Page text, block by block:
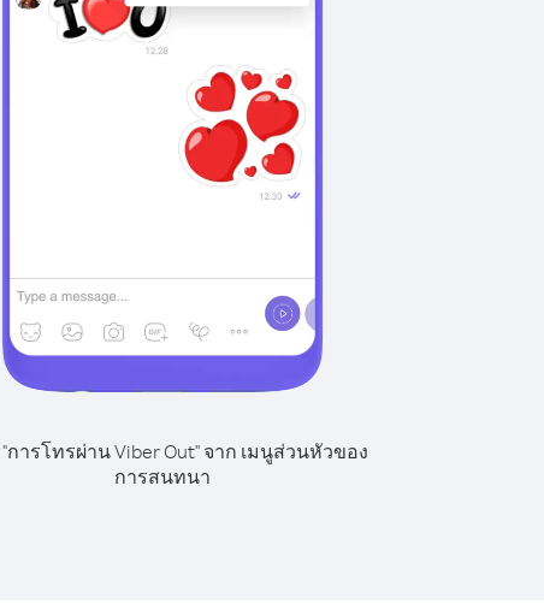
"การโทรผ่าน Viber Out" จาก เมนูส่วนหัวของ
การสนทนา